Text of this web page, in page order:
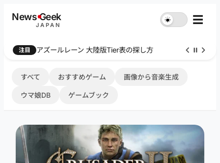
NewsGeek
JAPAN
☀︎ ☰
注目 Farthest Frontier 序盤攻略
すべて おすすめゲーム 画像から音楽生成
ウマ娘DB ゲームブック